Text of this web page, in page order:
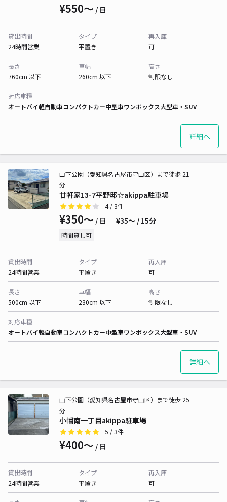
¥550〜 / 日
貸出時間
24時間営業
タイプ
平置き
再入庫
可
長さ
760cm 以下
車幅
260cm 以下
高さ
制限なし
対応車種
オートバイ軽自動車コンパクトカー中型車ワンボックス大型車・SUV
詳細へ
廿軒家13-7平野邸☆akippa駐車場
山下公園（愛知県名古屋市守山区）まで徒歩 21
分
4/ 3件
¥350〜 / 日 ¥35〜 / 15分
時間貸し可
貸出時間
24時間営業
タイプ
平置き
再入庫
可
長さ
500cm 以下
車幅
230cm 以下
高さ
制限なし
対応車種
オートバイ軽自動車コンパクトカー中型車ワンボックス大型車・SUV
詳細へ
小幡南一丁目akippa駐車場
山下公園（愛知県名古屋市守山区）まで徒歩 25
分
5 / 3件
¥400〜 / 日
貸出時間
24時間営業
タイプ
平置き
再入庫
可